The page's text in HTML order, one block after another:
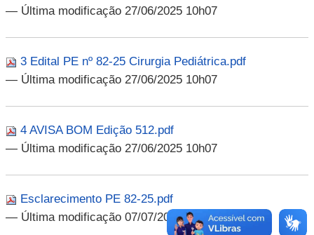
— Última modificação 27/06/2025 10h07
3 Edital PE nº 82-25 Cirurgia Pediátrica.pdf
— Última modificação 27/06/2025 10h07
4 AVISA BOM Edição 512.pdf
— Última modificação 27/06/2025 10h07
Esclarecimento PE 82-25.pdf
— Última modificação 07/07/2025 11h18